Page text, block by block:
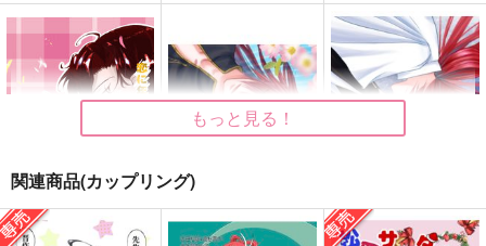
もっと見る！
関連商品(カップリング)